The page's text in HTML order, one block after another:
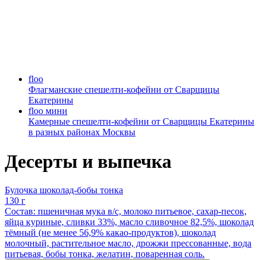
floo
Флагманские спешелти-кофейни от Сварщицы
Екатерины
floo мини
Камерные спешелти-кофейни от Сварщицы Екатерины
в разных районах Москвы
Десерты и выпечка
Булочка шоколад-бобы тонка
130 г
Состав: пшеничная мука в/с, молоко питьевое, сахар-песок,
яйца куриные, сливки 33%, масло сливочное 82,5%, шоколад
тёмный (не менее 56,9% какао-продуктов), шоколад
молочный, растительное масло, дрожжи прессованные, вода
питьевая, бобы тонка, желатин, поваренная соль.